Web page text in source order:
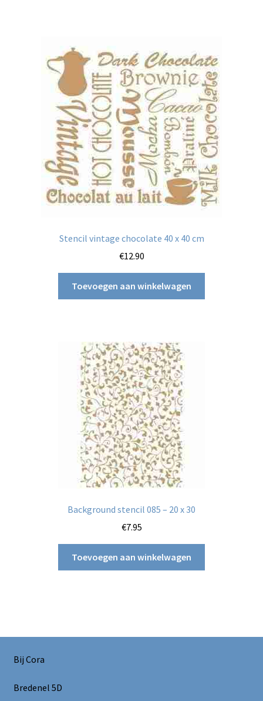
Stencil vintage chocolate 40 x 40 cm
€12.90
Toevoegen aan winkelwagen
Background stencil 085 – 20 x 30
€7.95
Toevoegen aan winkelwagen
Bij Cora
Bredenel 5D